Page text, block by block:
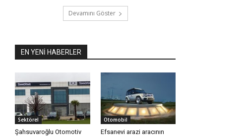
Devamını Göster
EN YENİ HABERLER
Sektörel
Şahsuvaroğlu Otomotiv
Otomobil
Efsanevi arazi aracının